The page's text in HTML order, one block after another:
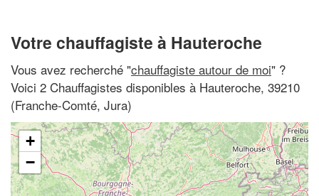
Votre chauffagiste à Hauteroche
Vous avez recherché "chauffagiste autour de moi" ?
Voici 2 Chauffagistes disponibles à Hauteroche, 39210
(Franche-Comté, Jura)
+
−